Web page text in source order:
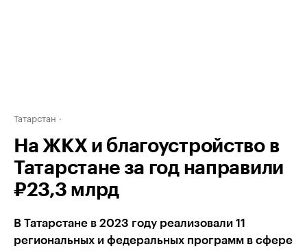
Татарстан
На ЖКХ и благоустройство в
Татарстане за год направили
₽23,3 млрд
В Татарстане в 2023 году реализовали 11
региональных и федеральных программ в сфере